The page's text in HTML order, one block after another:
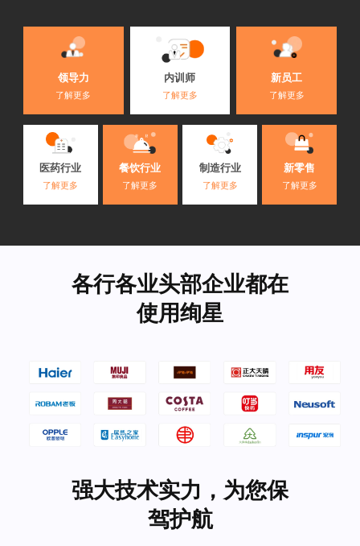
领导力
了解更多
内训师
了解更多
新员工
了解更多
医药行业
了解更多
餐饮行业
了解更多
制造行业
了解更多
新零售
了解更多
各行各业头部企业都在
使用绚星
强大技术实力，为您保
驾护航